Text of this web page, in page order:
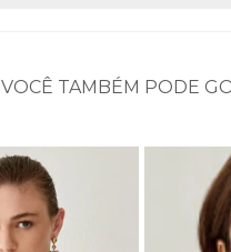
VOCÊ TAMBÉM PODE